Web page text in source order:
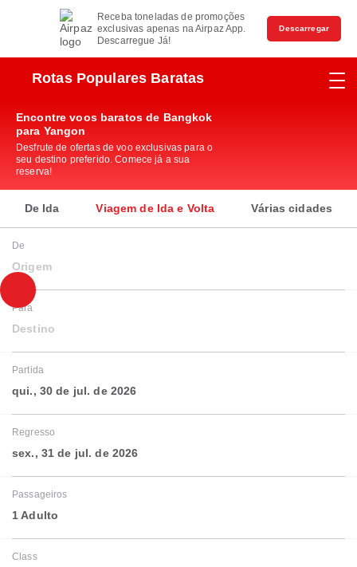
Receba toneladas de promoções
exclusivas apenas na Airpaz App.
Descarregue Já!
Descarregar
Rotas Populares Baratas
Encontre voos baratos de Bangkok
para Yangon
Desfrute de ofertas de voo exclusivas para o
seu destino preferido. Comece já a sua
reserva!
De Ida Viagem de Ida e Volta Várias cidades
De
Origem
Para
Destino
Partida
qui., 30 de jul. de 2026
Regresso
sex., 31 de jul. de 2026
Passageiros
1 Adulto
Class